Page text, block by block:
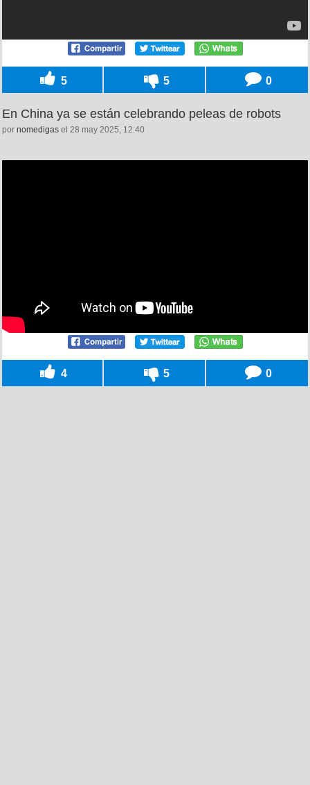
5 5 0
En China ya se están celebrando peleas de robots
por nomedigas el 28 may 2025, 12:40
4 5 0